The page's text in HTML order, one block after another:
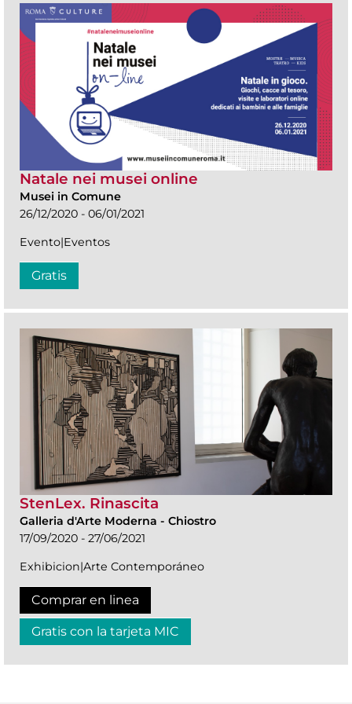
Natale nei musei online
Musei in Comune
26/12/2020 - 06/01/2021
Evento|Eventos
Gratis
StenLex. Rinascita
Galleria d'Arte Moderna - Chiostro
17/09/2020 - 27/06/2021
Exhibicion|Arte Contemporáneo
Comprar en linea
Gratis con la tarjeta MIC